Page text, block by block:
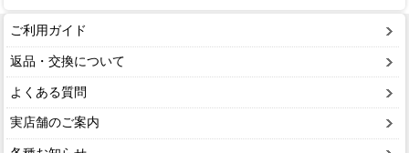
ご利用ガイド
返品・交換について
よくある質問
実店舗のご案内